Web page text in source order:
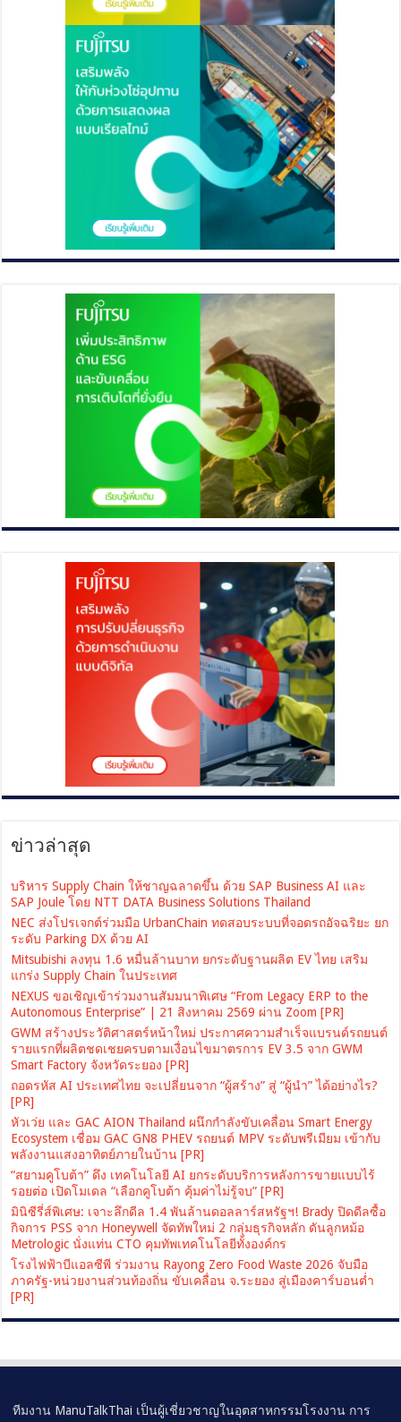
ข่าวล่าสุด
บริหาร Supply Chain ให้ชาญฉลาดขึ้น ด้วย SAP Business AI และ
SAP Joule โดย NTT DATA Business Solutions Thailand
NEC ส่งโปรเจกต์ร่วมมือ UrbanChain ทดสอบระบบที่จอดรถอัจฉริยะ ยก
ระดับ Parking DX ด้วย AI
Mitsubishi ลงทุน 1.6 หมื่นล้านบาท ยกระดับฐานผลิต EV ไทย เสริม
แกร่ง Supply Chain ในประเทศ
NEXUS ขอเชิญเข้าร่วมงานสัมมนาพิเศษ “From Legacy ERP to the
Autonomous Enterprise” | 21 สิงหาคม 2569 ผ่าน Zoom [PR]
GWM สร้างประวัติศาสตร์หน้าใหม่ ประกาศความสำเร็จแบรนด์รถยนต์
รายแรกที่ผลิตชดเชยครบตามเงื่อนไขมาตรการ EV 3.5 จาก GWM
Smart Factory จังหวัดระยอง [PR]
ถอดรหัส AI ประเทศไทย จะเปลี่ยนจาก “ผู้สร้าง” สู่ “ผู้นำ” ได้อย่างไร?
[PR]
หัวเว่ย และ GAC AION Thailand ผนึกกำลังขับเคลื่อน Smart Energy
Ecosystem เชื่อม GAC GN8 PHEV รถยนต์ MPV ระดับพรีเมียม เข้ากับ
พลังงานแสงอาทิตย์ภายในบ้าน [PR]
“สยามคูโบต้า” ดึง เทคโนโลยี AI ยกระดับบริการหลังการขายแบบไร้
รอยต่อ เปิดโมเดล “เลือกคูโบต้า คุ้มค่าไม่รู้จบ” [PR]
มินิซีรี่ส์พิเศษ: เจาะลึกดีล 1.4 พันล้านดอลลาร์สหรัฐฯ! Brady ปิดดีลซื้อ
กิจการ PSS จาก Honeywell จัดทัพใหม่ 2 กลุ่มธุรกิจหลัก ดันลูกหม้อ
Metrologic นั่งแท่น CTO คุมทัพเทคโนโลยีทั้งองค์กร
โรงไฟฟ้าบีแอลซีพี ร่วมงาน Rayong Zero Food Waste 2026 จับมือ
ภาครัฐ-หน่วยงานส่วนท้องถิ่น ขับเคลื่อน จ.ระยอง สู่เมืองคาร์บอนต่ำ
[PR]
ทีมงาน ManuTalkThai เป็นผู้เชี่ยวชาญในอุตสาหกรรมโรงงาน การ